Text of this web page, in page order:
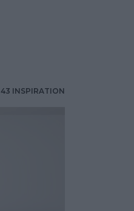
43 INSPIRATION